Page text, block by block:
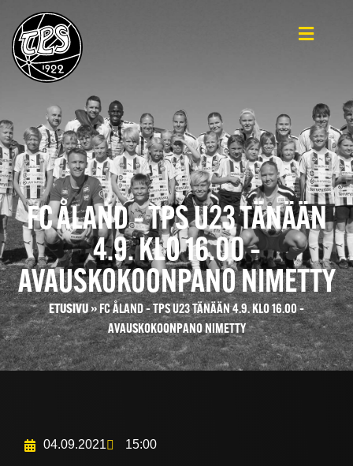
FC ÅLAND – TPS U23 TÄNÄÄN
4.9. KLO 16.00 –
AVAUSKOKOONPANO NIMETTY
ETUSIVU»FC ÅLAND – TPS U23 TÄNÄÄN 4.9. KLO 16.00 –
AVAUSKOKOONPANO NIMETTY
04.09.2021 15:00